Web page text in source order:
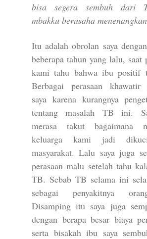
bisa segera sembuh dari
mbakku berusaha
Itu adalah obrolan saya
beberapa tahun yang lalu, saat
kami tahu bahwa ibu positif
Berbagai perasaan khawatir
saya karena kurangnya
tentang masalah TB ini.
merasa takut bagaimana
keluarga kami jadi
masyarakat. Lalu saya juga
perasaan malu setelah tahu
TB. Sebab TB selama ini
sebagai penyakitnya
Disamping itu saya juga
dengan berapa besar biaya
serta bisakah ibu saya